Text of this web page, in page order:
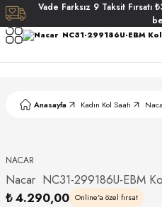
Vade Farksız 9 Taksit Fırsatı
Anasayfa Kadın Kol Saati
NACAR
Nacar NC31-299186U-EBM
₺ 4.290,00 Online'a özel fırsat